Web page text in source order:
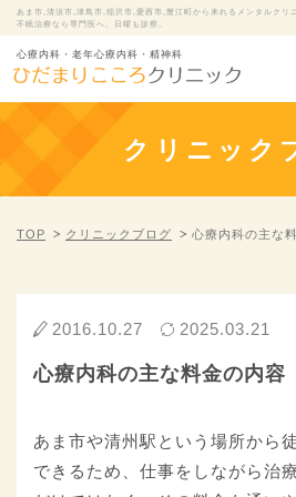
あま市,清須市,津島市,稲沢市,愛西市,蟹江町から来れるメンタルクリ
不眠治療なら専門医へ。日曜も診察。
心療内科・老年心療内科・精神科
クリニック
TOP クリニックブログ 心療内科の主な
2016.10.27 2025.03.21
心療内科の主な料金の内容
あま市や清州駅という場所から
できるため、仕事をしながら治